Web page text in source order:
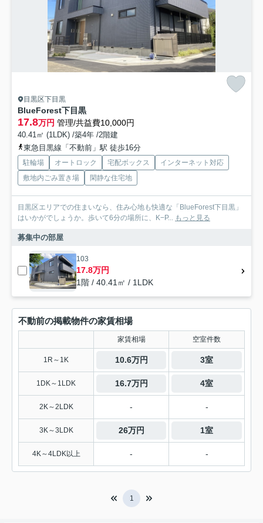
目黒区下目黒
BlueForest下目黒
17.8万円 管理/共益費10,000円
40.41㎡ (1LDK) /築4年 /2階建
東急目黒線「不動前」駅 徒歩16分
駐輪場 オートロック 宅配ボックス
インターネット対応
敷地内ごみ置き場
閑静な住宅地
目黒区エリアでの住まいなら、住み心地も快適な「BlueForest下目黒」
はいかがでしょうか。歩いて6分の場所に、K−P... もっと見る
募集中の部屋
103
17.8万円
1階 / 40.41㎡ / 1LDK
不動前の掲載物件の家賃相場
家賃相場 空室件数
1R～1K 10.6万円 3室
1DK～1LDK 16.7万円 4室
2K～2LDK - -
3K～3LDK 26万円 1室
4K～4LDK以上 - -
1